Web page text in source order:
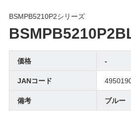
BSMPB5210P2シリーズ
価格
-
JANコード
備考
ブルー